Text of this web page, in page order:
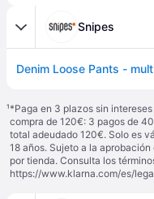
Snipes
¹*Paga en 3 plazos sin
compra de 120€: 3 pagos de
total adeudado 120€. Solo es
18 años. Sujeto a la
por tienda. Consulta los
https://www.klarna.com/es/